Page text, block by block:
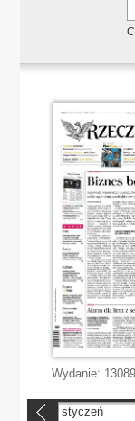
Wydanie: 13089
styczeń